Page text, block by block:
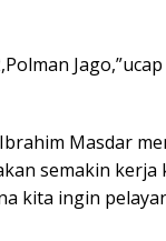
Masdar
semakin
kita ingin